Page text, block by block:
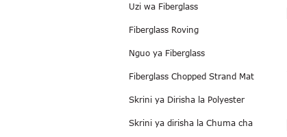
Uzi wa Fiberglass
Fiberglass Roving
Nguo ya Fiberglass
Fiberglass Chopped Strand Mat
Skrini ya Dirisha la Polyester
Skrini ya dirisha la Chuma cha